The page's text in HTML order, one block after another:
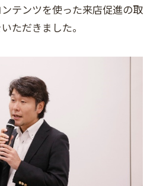
テンツを使った来店促進の取
ただきました。